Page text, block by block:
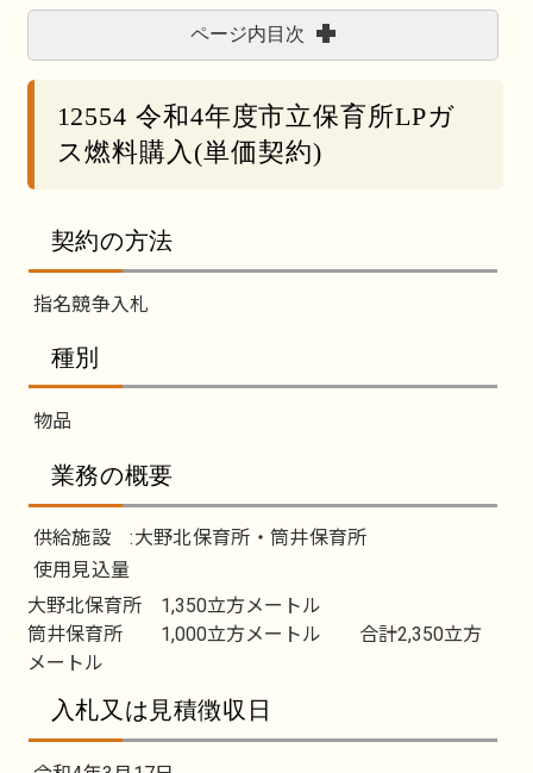
ページ内目次
12554 令和4年度市立保育所LPガ
ス燃料購入(単価契約)
契約の方法
指名競争入札
種別
物品
業務の概要
供給施設 :大野北保育所・筒井保育所
使用見込量
大野北保育所 1,350立方メートル
筒井保育所 1,000立方メートル 合計2,350立方
メートル
入札又は見積徴収日